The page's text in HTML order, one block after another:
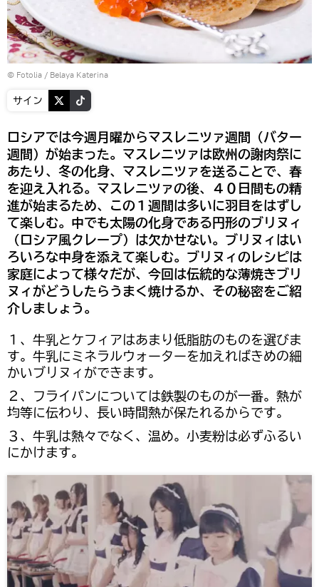
© Fotolia / Belaya Katerina
サイン
ロシアでは今週月曜からマスレニツァ週間（バター
週間）が始まった。マスレニツァは欧州の謝肉祭に
あたり、冬の化身、マスレニツァを送ることで、春
を迎え入れる。マスレニツァの後、４０日間もの精
進が始まるため、この１週間は多いに羽目をはずし
て楽しむ。中でも太陽の化身である円形のブリヌィ
（ロシア風クレープ）は欠かせない。ブリヌィはい
ろいろな中身を添えて楽しむ。ブリヌィのレシピは
家庭によって様々だが、今回は伝統的な薄焼きブリ
ヌィがどうしたらうまく焼けるか、その秘密をご紹
介しましょう。
１、牛乳とケフィアはあまり低脂肪のものを選びま
す。牛乳にミネラルウォーターを加えればきめの細
かいブリヌィができます。
２、フライパンについては鉄製のものが一番。熱が
均等に伝わり、長い時間熱が保たれるからです。
３、牛乳は熱々でなく、温め。小麦粉は必ずふるい
にかけます。